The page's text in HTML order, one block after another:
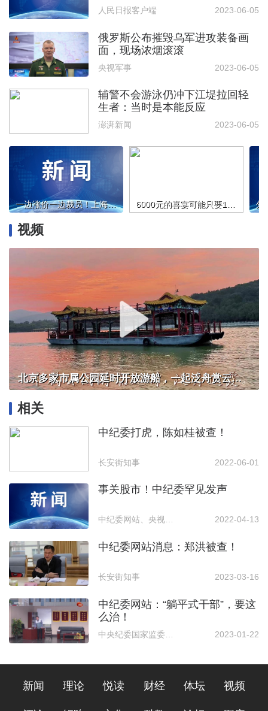
人民日报客户端 2023-06-05
俄罗斯公布摧毁乌军进攻装备画
面，现场浓烟滚滚
央视军事 2023-06-05
辅警不会游泳仍冲下江堤拉回轻
生者：当时是本能反应
澎湃新闻 2023-06-05
一边涨价一边裁员！上海迪士尼门票卖到799元，美国迪士尼裁员7千
视频
北京多家市属公园延时开放游船，一起泛舟赏云霞！
相关
中纪委打虎，陈如桂被查！
长安街知事 2022-06-01
事关股市！中纪委罕见发声
中纪委网站、央视财经 2022-04-13
中纪委网站消息：郑洪被查！
长安街知事 2023-03-16
中纪委网站：“躺平式干部”，要这
么治！
2023-01-22
新闻 理论 悦读 财经 体坛 视频